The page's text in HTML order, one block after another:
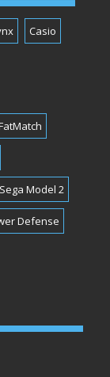
Casio
Sega Model 2
Defense